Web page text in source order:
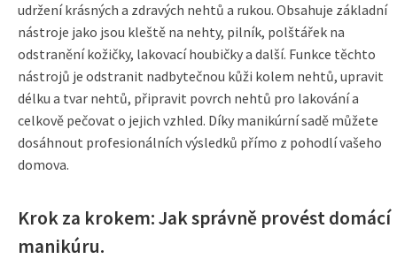
udržení krásných a zdravých nehtů a rukou. Obsahuje základní
nástroje jako jsou kleště na nehty, pilník, polštářek na
odstranění kožičky, lakovací houbičky a další. Funkce těchto
nástrojů je odstranit nadbytečnou kůži kolem nehtů, upravit
délku a tvar nehtů, připravit povrch nehtů pro lakování a
celkově pečovat o jejich vzhled. Díky manikúrní sadě můžete
dosáhnout profesionálních výsledků přímo z pohodlí vašeho
domova.
Krok za krokem: Jak správně provést domácí
manikúru.